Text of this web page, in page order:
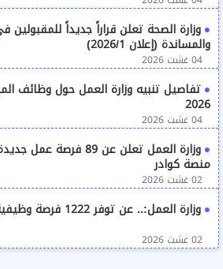
وزارة الصحة تعلن قراراً جديداً
والمساندة (إعلان 2026/1)
04 غشت 2026
تفاصيل تنبيه وزارة العمل حول وظائف
2026
04 غشت 2026
منصة كوادر
02 غشت 2026
وزارة العمل:.. عن توفر 1222 فرصة وظيفية شاغرة 2026
02 غشت 2026